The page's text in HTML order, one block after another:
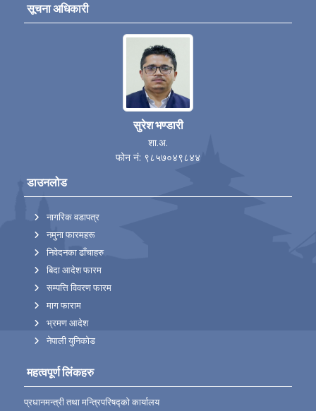
सूचना अधिकारी
सुरेश भण्डारी
शा.अ.
फोन नं: ९८५७०४९८४४
डाउनलोड
नागरिक वडापत्र
नमुना फारमहरू
निवेदनका ढाँचाहरु
बिदा आदेश फारम
सम्पत्ति विवरण फारम
माग फाराम
भ्रमण आदेश
नेपाली युनिकोड
महत्वपूर्ण लिंकहरु
प्रधानमन्त्री तथा मन्त्रिपरिषद्को कार्यालय